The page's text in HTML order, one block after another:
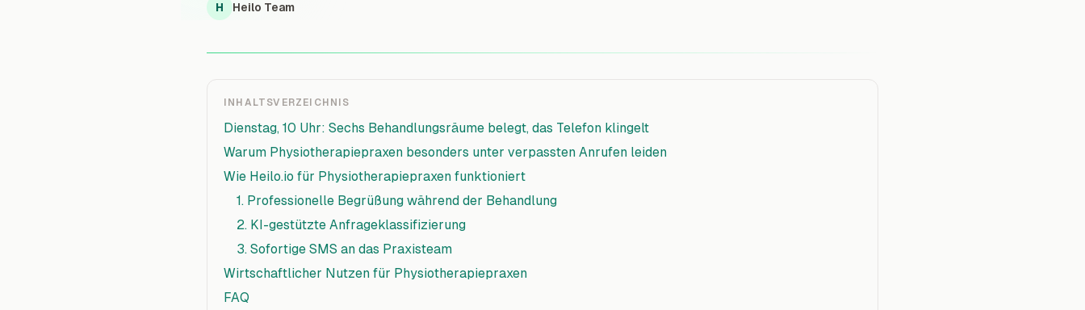
H Heilo Team
INHALTSVERZEICHNIS
Dienstag, 10 Uhr: Sechs Behandlungsräume belegt, das Telefon klingelt
Warum Physiotherapiepraxen besonders unter verpassten Anrufen leiden
Wie Heilo.io für Physiotherapiepraxen funktioniert
1. Professionelle Begrüßung während der Behandlung
2. KI-gestützte Anfrageklassifizierung
3. Sofortige SMS an das Praxisteam
Wirtschaftlicher Nutzen für Physiotherapiepraxen
FAQ